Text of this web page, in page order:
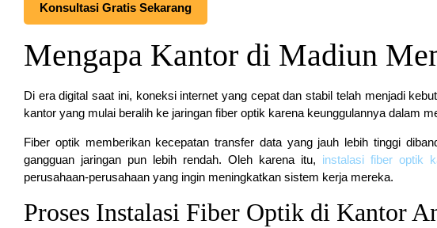
Konsultasi Gratis Sekarang
Mengapa Kantor di Madiun
Di era digital saat ini, koneksi internet yang cepat dan stabil telah menjadi
kantor yang mulai beralih ke jaringan fiber optik karena keunggulannya dalam
Fiber optik memberikan kecepatan transfer data yang jauh lebih tinggi
gangguan jaringan pun lebih rendah. Oleh karena itu, instalasi fiber optik
perusahaan-perusahaan yang ingin meningkatkan sistem kerja mereka.
Proses Instalasi Fiber Optik di Kantor